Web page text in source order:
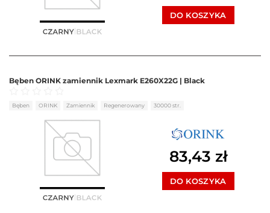
DO KOSZYKA
Bęben ORINK zamiennik Lexmark E260X22G | Black
Oceniono0 na 5
Bęben ORINK Zamiennik Regenerowany 30000 str.
83,43 zł
DO KOSZYKA